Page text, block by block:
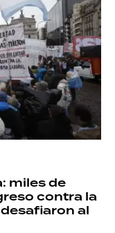
miles de
contra la
al